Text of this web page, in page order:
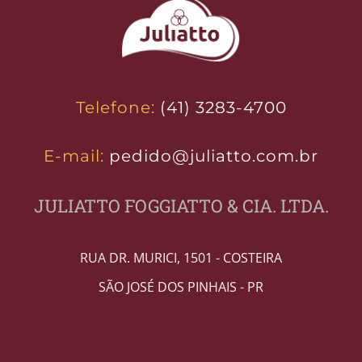
Telefone: (41) 3283-4700
E-mail: pedido@juliatto.com.br
JULIATTO FOGGIATTO & CIA. LTDA.
RUA DR. MURICI, 1501 - COSTEIRA
SÃO JOSÉ DOS PINHAIS - PR